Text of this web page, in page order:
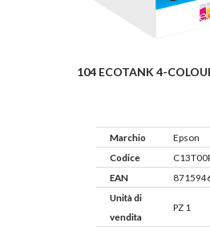
104 ECOTANK 4-
Marchio
Epson
Codice
EAN
Unità di
vendita
PZ 1